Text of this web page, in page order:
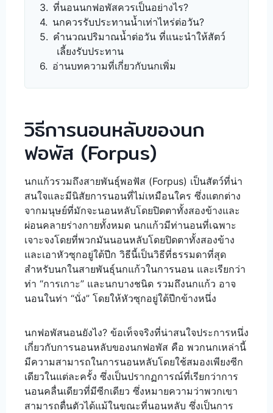
ที่นอนนกฟอพัสควรเป็นอย่างไร?
นกควรรับประทานน้ำเท่าไหร่ต่อวัน?
คำนวณปริมาณน้ำต่อวัน ที่แนะนำให้สัตว์
เลี้ยงรับประทาน
อ่านบทความที่เกี่ยวกับนกเพิ่ม
วิธีการนอนหลับของนก
ฟอพัส (Forpus)
นกแก้วรวมถึงสายพันธุ์พอฟัส (Forpus) เป็นสัตว์ที่น่า
สนใจและมีนิสัยการนอนที่ไม่เหมือนใคร ซึ่งแตกต่าง
จากมนุษย์ที่มักจะนอนหลับโดยปิดตาทั้งสองข้างและ
ผ่อนคลายร่างกายทั้งหมด นกแก้วมีท่านอนที่เฉพาะ
เจาะจงโดยที่พวกมันนอนหลับโดยปิดตาทั้งสองข้าง
และเอาหัวซุกอยู่ใต้ปีก วิธีนี้เป็นวิธีที่ธรรมดาที่สุด
สำหรับนกในสายพันธุ์นกแก้วในการนอน และเรียกว่า
ท่า “การเกาะ” และนกบางชนิด รวมถึงนกแก้ว อาจ
นอนในท่า “นั่ง” โดยให้หัวซุกอยู่ใต้ปีกข้างหนึ่ง
นกฟอพัสนอนยังไง? ข้อเท็จจริงที่น่าสนใจประการหนึ่ง
เกี่ยวกับการนอนหลับของนกฟอพัส คือ พวกนกเหล่านี้
มีความสามารถในการนอนหลับโดยใช้สมองเพียงซีก
เดียวในแต่ละครั้ง ซึ่งเป็นปรากฏการณ์ที่เรียกว่าการ
นอนคลื่นเดียวที่มีซีกเดียว ซึ่งหมายความว่าพวกเขา
สามารถตื่นตัวได้แม้ในขณะที่นอนหลับ ซึ่งเป็นการ